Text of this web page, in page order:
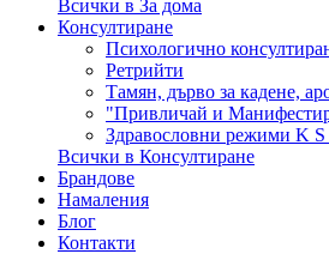
Всички в За дома
Консултиране
Психологично
Ретрийти
Тамян, дърво за кадене,
"Привличай и
Здравословни режими K
Всички в Консултиране
Брандове
Намаления
Блог
Контакти